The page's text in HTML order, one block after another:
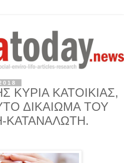
ΚΥΡΙΑ ΚΑΤΟΙΚΙΑΣ,
ΔΙΚΑΙΩΜΑ ΤΟΥ
ΚΑΤΑΝΑΛΩΤΗ.